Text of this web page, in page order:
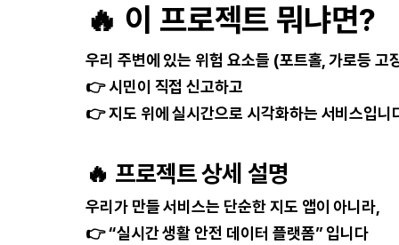
🔥 이 프로젝트 뭐냐면?
우리 주변에 있는 위험 요소들 (포트홀, 가로등 고
👉 시민이 직접 신고하고
👉 지도 위에 실시간으로 시각화하는 서비스입니
🔥 프로젝트 상세 설명
우리가 만들 서비스는 단순한 지도 앱이 아니라,
👉 “실시간 생활 안전 데이터 플랫폼” 입니다